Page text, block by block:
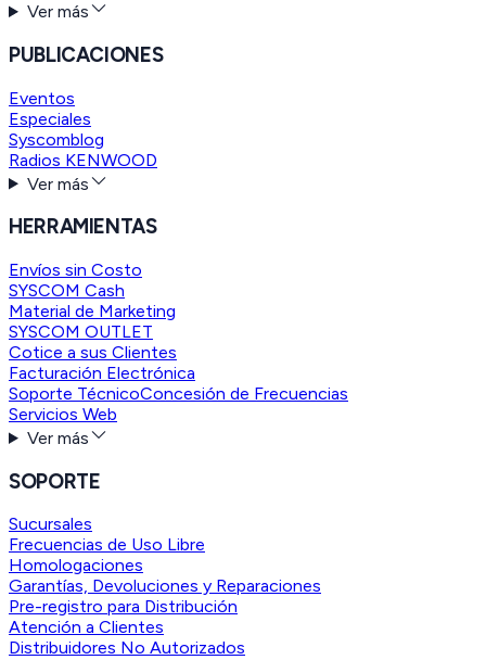
Ver más
PUBLICACIONES
Eventos
Especiales
Syscomblog
Radios KENWOOD
Ver más
HERRAMIENTAS
Envíos sin Costo
SYSCOM Cash
Material de Marketing
SYSCOM OUTLET
Cotice a sus Clientes
Facturación Electrónica
Soporte TécnicoConcesión de Frecuencias
Servicios Web
Ver más
SOPORTE
Sucursales
Frecuencias de Uso Libre
Homologaciones
Garantías, Devoluciones y Reparaciones
Pre-registro para Distribución
Atención a Clientes
Distribuidores No Autorizados